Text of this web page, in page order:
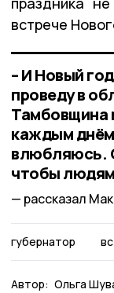
встрече
– И Новый
проведу в
Тамбовщина
каждым днём
влюбляюсь.
чтобы
рассказал
губернатор
Автор: Ольга